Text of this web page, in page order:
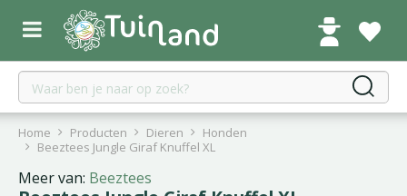
r
Home Producten Dieren
Honden
Beeztees Jungle Giraf Knuffel XL
Meer van: Beeztees